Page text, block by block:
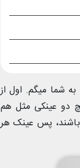
به شما میگم. اول از
دو عینکی مثل هم
پس عینک هر